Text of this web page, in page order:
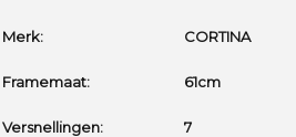
Merk: CORTINA
Framemaat: 61cm
Versnellingen: 7